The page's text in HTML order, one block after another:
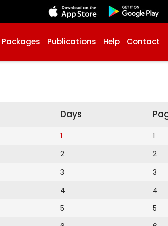
Packages Publications Help Contact
Days
1
2
3
4
5
1
2
3
4
5